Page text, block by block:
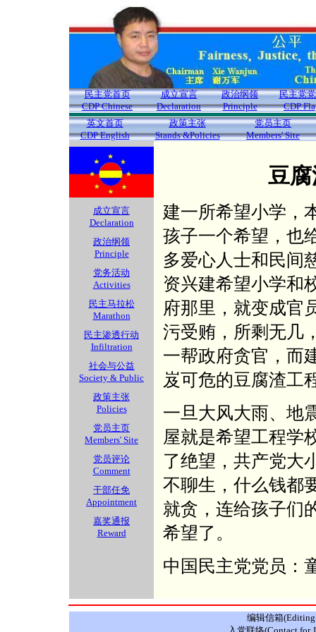
民主党首页
CDP Chinese
成立宣言
Declaration
政治纲领
Principle
民主党
CDP
英文首页
CDP English
政策主张
Stands &Policies
党员主页
Members' Site
成立宣言
Declaration
政治纲领
Principle
党务活动
Activities
民主马拉松
Marathon
民主渗透行动
Infiltration
社会与公益
Society & Public
政策主张
Policies
党员主页
Members' Site
党员评论
Comment
干部任免
Appointment
嘉奖通报
Reward
豆
建一所希望小学，
孩子一个希望，也
多爱心人士和民间
资兴建希望小学和
府那里，就变成官
污受贿，所剩无几
一帮政府贪官，而
岌可危的豆腐渣工
一旦大风大雨、地
屋就是希望工程学
了绝望，共产党大
不聊生，什么钱都
就贪，连给孩子们
希望了。
中国民主党党员：
编辑信箱